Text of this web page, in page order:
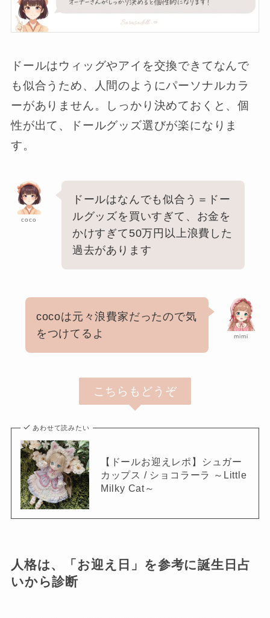
ドールはウィッグやアイを交換できてなんで
も似合うため、人間のようにパーソナルカラ
ーがありません。しっかり決めておくと、個
性が出て、ドールグッズ選びが楽になりま
す。
coco
ドールはなんでも似合う＝ドー
ルグッズを買いすぎて、お金を
かけすぎて50万円以上浪費した
過去があります
mimi
cocoは元々浪費家だったので気
をつけてるよ
こちらもどうぞ
あわせて読みたい
【ドールお迎えレポ】シュガー
カップス / ショコラーラ ～Little
Milky Cat～
人格は、「お迎え日」を参考に誕生日占
いから診断